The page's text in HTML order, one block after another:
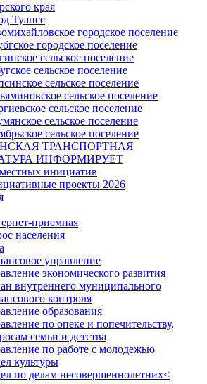
края
Туапсе
городское поселение
городское поселение
сельское поселение
сельское поселение
сельское поселение
сельское поселение
сельское поселение
сельское поселение
сельское поселение
ТРАНСПОРТНАЯ
ИНФОРМИРУЕТ
инициатив
проекты 2026
приемная
населения
управление
экономического развития
внутреннего муниципального
контроля
образования
по опеке и попечительству,
семьи и детства
по работе с молодежью
культуры
по делам несовершеннолетних<